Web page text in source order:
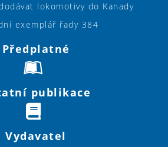
lokomotivy do Kanady
exemplář řady 384
Předplatné
publikace
Vydavatel